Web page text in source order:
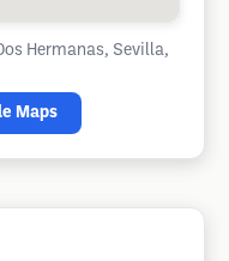
Hermanas, Sevilla,
Maps